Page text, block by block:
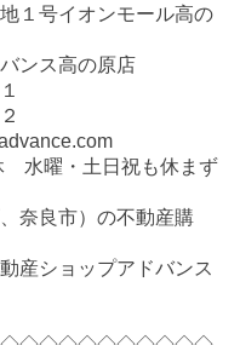
１号イオンモール高の
ンス高の原店
曜・土日祝も休まず
奈良市）の不動産購
産ショップアドバンス